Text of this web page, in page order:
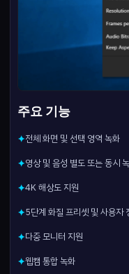
주요 기능
✦전체 화면 및 선택 영역 녹화
✦영상 및 음성 별도 또는 동시
✦4K 해상도 지원
✦5단계 화질 프리셋 및 사용자
✦다중 모니터 지원
✦웹캠 통합 녹화